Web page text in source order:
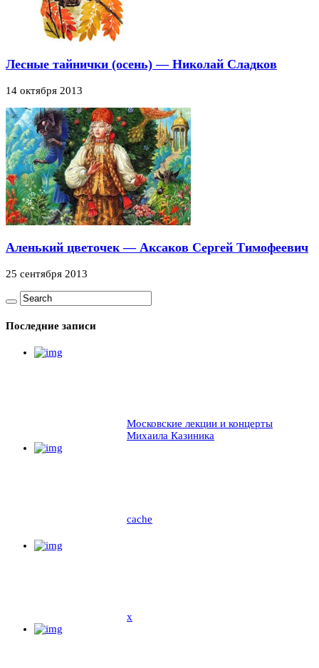
Лесные тайнички (осень) — Николай Сладков
14 октября 2013
Аленький цветочек — Аксаков Сергей Тимофеевич
25 сентября 2013
Последние записи
Московские лекции и концерты
Михаила Казиника
cache
x